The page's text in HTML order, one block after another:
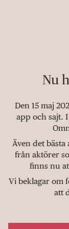
Nu
Den 15 maj
app och sajt.
Även det
från aktörer
finns nu
Vi beklagar om
att